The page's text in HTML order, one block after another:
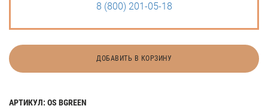
8 (800) 201-05-18
ДОБАВИТЬ В КОРЗИНУ
АРТИКУЛ: OS BGREEN